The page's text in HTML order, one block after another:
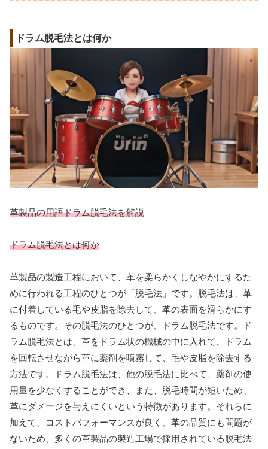
ドラム脱毛法とは何か
革製品の用語ドラム脱毛法を解説
ドラム脱毛法とは何か
革製品の製造工程において、革を柔らかくしなやかにするた
めに行われる工程のひとつが「脱毛法」です。脱毛法は、革
に付着している毛や皮脂を除去して、革の表面を滑らかにす
るものです。その脱毛法のひとつが、ドラム脱毛法です。ド
ラム脱毛法とは、革をドラム状の機械の中に入れて、ドラム
を回転させながら革に薬剤を噴霧して、毛や皮脂を除去する
方法です。ドラム脱毛法は、他の脱毛法に比べて、薬剤の使
用量を少なくすることができ、また、脱毛時間が短いため、
革にダメージを与えにくいという特徴があります。それらに
加えて、コストパフォーマンスが良く、革の品質にも問題が
ないため、多くの革製品の製造工場で採用されている脱毛法